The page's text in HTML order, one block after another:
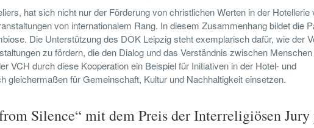
hat sich nicht nur der Förderung von christlichen Werten in der Hotellerie
von internationalem Rang. In diesem Zusammenhang bildet die
Die Unterstützung des DOK Leipzig steht exemplarisch dafür, wie der
zu fördern, die den Dialog und das Verständnis zwischen
VCH durch diese Kooperation ein Beispiel für Initiativen in der Hotel- und
gleichermaßen für Gemeinschaft, Kultur und Nachhaltigkeit einsetzen.
Silence“ mit dem Preis der Interreligiösen